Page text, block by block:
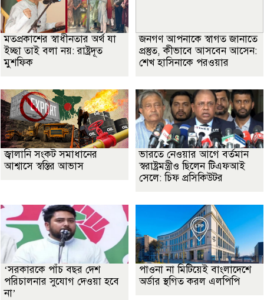
মতপ্রকাশের স্বাধীনতার অর্থ যা
ইচ্ছা তাই বলা নয়: রাষ্ট্রদূত
মুশফিক
জনগণ আপনাকে স্বাগত জানাতে
প্রস্তুত, কীভাবে আসবেন আসেন:
শেখ হাসিনাকে পরওয়ার
জ্বালানি সংকট সমাধানের
আশ্বাসে স্বস্তির আভাস
ভারতে নেওয়ার আগে বর্তমান
স্বরাষ্ট্রমন্ত্রীও ছিলেন টিএফআই
সেলে: চিফ প্রসিকিউটর
‘সরকারকে পাঁচ বছর দেশ
পরিচালনার সুযোগ দেওয়া হবে
না’
পাওনা না মিটিয়েই বাংলাদেশে
অর্ডার স্থগিত করল এলপিপি